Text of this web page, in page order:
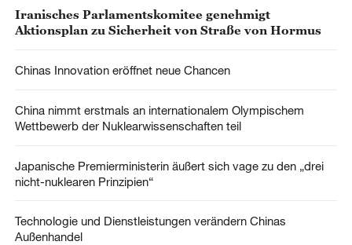
Iranisches Parlamentskomitee genehmigt
Aktionsplan zu Sicherheit von Straße von Hormus
Chinas Innovation eröffnet neue Chancen
China nimmt erstmals an internationalem Olympischem
Wettbewerb der Nuklearwissenschaften teil
Japanische Premierministerin äußert sich vage zu den „drei
nicht-nuklearen Prinzipien“
Technologie und Dienstleistungen verändern Chinas
Außenhandel